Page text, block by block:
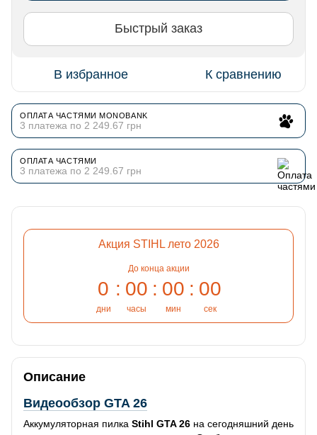
Быстрый заказ
В избранное К сравнению
ОПЛАТА ЧАСТЯМИ MONOBANK
3 платежа по 2 249.67 грн
ОПЛАТА ЧАСТЯМИ
3 платежа по 2 249.67 грн
Акция STIHL лето 2026
До конца акции
0
дни
00
часы
00
мин
00
сек
Описание
Видеообзор GTA 26
Аккумуляторная пилка Stihl GTA 26 на сегодняшний день